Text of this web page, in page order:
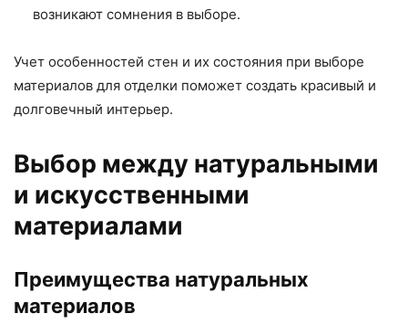
возникают сомнения в выборе.
Учет особенностей стен и их состояния при выборе
материалов для отделки поможет создать красивый и
долговечный интерьер.
Выбор между натуральными
и искусственными
материалами
Преимущества натуральных
материалов